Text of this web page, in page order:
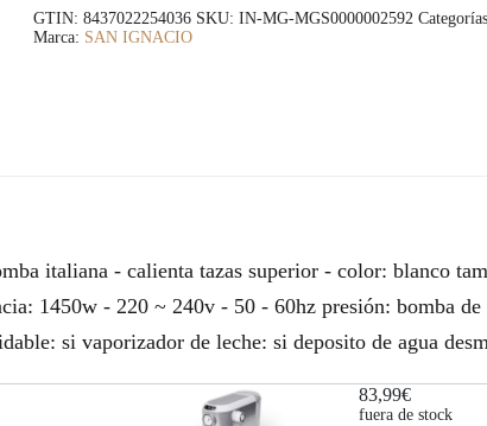
GTIN: 8437022254036 SKU:IN-MG-MGS0000002592
Marca: SAN IGNACIO
italiana - calienta tazas superior - color: blanco
1450w - 220 ~ 240v - 50 - 60hz presión: bomba
si vaporizador de leche: si deposito de agua
83,99€
fuera de stock